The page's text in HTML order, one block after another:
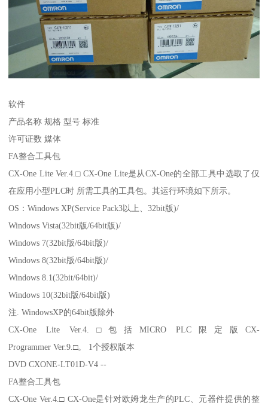
软件
产品名称 规格 型号 标准
许可证数 媒体
FA整合工具包
CX-One Lite Ver.4.□ CX-One Lite是从CX-One的全部工具中选取了仅
在应用小型PLC时 所需工具的工具包。其运行环境如下所示。
OS：Windows XP(Service Pack3以上、32bit版)/
Windows Vista(32bit版/64bit版)/
Windows 7(32bit版/64bit版)/
Windows 8(32bit版/64bit版)/
Windows 8.1(32bit/64bit)/
Windows 10(32bit版/64bit版)
注. WindowsXP的64bit版除外
CX-One Lite Ver.4.□包括MICRO PLC限定版CX-
Programmer Ver.9.□。 1个授权版本
DVD CXONE-LT01D-V4 --
FA整合工具包
CX-One Ver.4.□ CX-One是针对欧姆龙生产的PLC、元器件提供的整